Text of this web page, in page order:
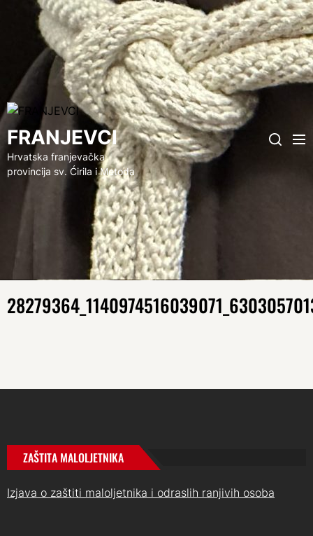
FRANJEVCI
FRANJEVCI
Hrvatska franjevačka
provincija sv. Ćirila i Metoda
Search
ZAŠTITA MALOLJETNIKA
Izjava o zaštiti maloljetnika i odraslih ranjivih osoba